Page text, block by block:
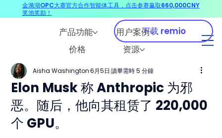
产品功能
用户案例
价格
资源
下载 remio
Elon Musk 称 Anthropic 为邪
恶。随后，他向其租赁了 220,000
个 GPU。
Aisha Washington 6月5日 讀畢需時 5 分鐘
金漪湖OPC大赛官方合作智能体工具，点击参赛赢取660,000CNY
奖池奖励！